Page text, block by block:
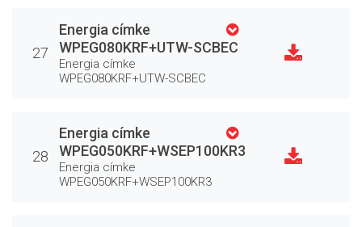
27
Energia címke
WPEG080KRF+UTW-SCBEC
Energia címke
WPEG080KRF+UTW-SCBEC
28
Energia címke
WPEG050KRF+WSEP100KR3
Energia címke
WPEG050KRF+WSEP100KR3